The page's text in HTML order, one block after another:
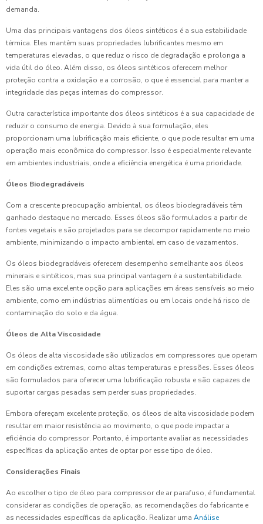
demanda.
Uma das principais vantagens dos óleos sintéticos é a sua estabilidade
térmica. Eles mantêm suas propriedades lubrificantes mesmo em
temperaturas elevadas, o que reduz o risco de degradação e prolonga a
vida útil do óleo. Além disso, os óleos sintéticos oferecem melhor
proteção contra a oxidação e a corrosão, o que é essencial para manter a
integridade das peças internas do compressor.
Outra característica importante dos óleos sintéticos é a sua capacidade de
reduzir o consumo de energia. Devido à sua formulação, eles
proporcionam uma lubrificação mais eficiente, o que pode resultar em uma
operação mais econômica do compressor. Isso é especialmente relevante
em ambientes industriais, onde a eficiência energética é uma prioridade.
Óleos Biodegradáveis
Com a crescente preocupação ambiental, os óleos biodegradáveis têm
ganhado destaque no mercado. Esses óleos são formulados a partir de
fontes vegetais e são projetados para se decompor rapidamente no meio
ambiente, minimizando o impacto ambiental em caso de vazamentos.
Os óleos biodegradáveis oferecem desempenho semelhante aos óleos
minerais e sintéticos, mas sua principal vantagem é a sustentabilidade.
Eles são uma excelente opção para aplicações em áreas sensíveis ao meio
ambiente, como em indústrias alimentícias ou em locais onde há risco de
contaminação do solo e da água.
Óleos de Alta Viscosidade
Os óleos de alta viscosidade são utilizados em compressores que operam
em condições extremas, como altas temperaturas e pressões. Esses óleos
são formulados para oferecer uma lubrificação robusta e são capazes de
suportar cargas pesadas sem perder suas propriedades.
Embora ofereçam excelente proteção, os óleos de alta viscosidade podem
resultar em maior resistência ao movimento, o que pode impactar a
eficiência do compressor. Portanto, é importante avaliar as necessidades
específicas da aplicação antes de optar por esse tipo de óleo.
Considerações Finais
Ao escolher o tipo de óleo para compressor de ar parafuso, é fundamental
considerar as condições de operação, as recomendações do fabricante e
as necessidades específicas da aplicação. Realizar uma Análise